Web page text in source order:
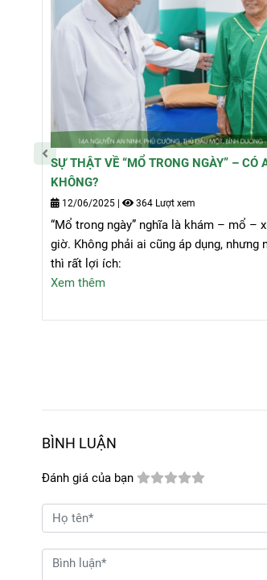
SỰ THẬT VỀ “MỔ TRONG NGÀY” – CÓ
KHÔNG?
12/06/2025 | 364 Lượt xem
“Mổ trong ngày” nghĩa là khám – mổ –
giờ. Không phải ai cũng áp dụng, nhưng
thì rất lợi ích:
Xem thêm
BÌNH LUẬN
Đánh giá của bạn